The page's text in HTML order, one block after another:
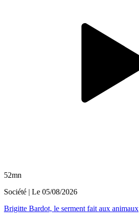
52mn
Société | Le 05/08/2026
Brigitte Bardot, le serment fait aux animaux